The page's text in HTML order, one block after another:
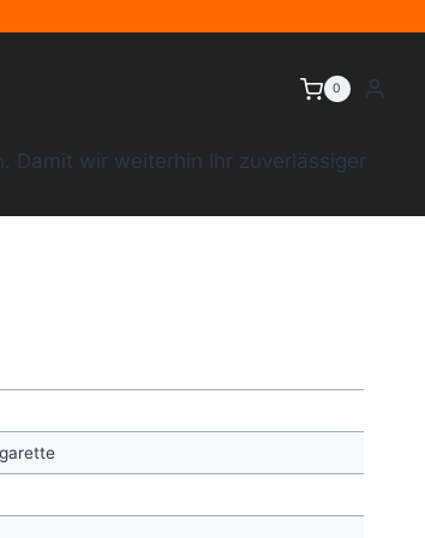
0
Damit wir weiterhin Ihr zuverlässiger